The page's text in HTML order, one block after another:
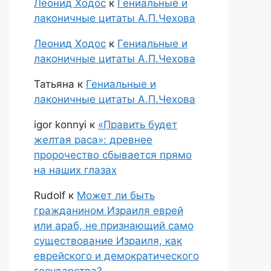
Леонид Ходос к Гениальные и
лаконичные цитаты А.П.Чехова
Леонид Ходос к Гениальные и
лаконичные цитаты А.П.Чехова
Татьяна к Гениальные и
лаконичные цитаты А.П.Чехова
igor konnyi к «Править будет
желтая раса»: древнее
пророчество сбывается прямо
на наших глазах
Rudolf к Может ли быть
гражданином Израиля еврей
или араб, не признающий само
существование Израиля, как
еврейского и демократического